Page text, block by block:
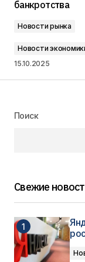
банкротства
Новости рынка
Новости
15.10.2025
Поиск
Свежие